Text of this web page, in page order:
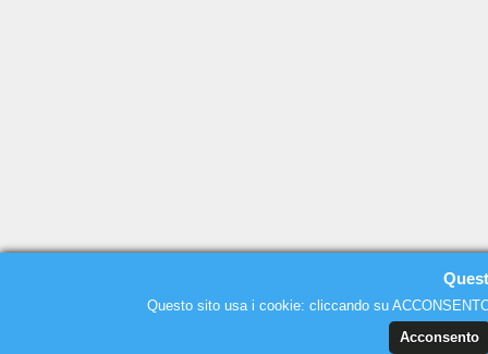
Questo sito usa i cookie: cliccando su
Acconsento